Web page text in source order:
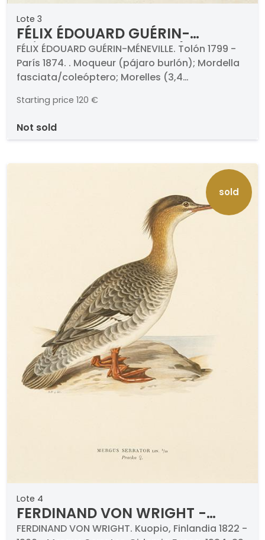
Lote 3
FÉLIX ÉDOUARD GUÉRIN-
MÉNEVILLE - Moqueur (pájaro
burlón); Mordella
fasciata/coleóptero; Morelles
(3,4 dulcamaras) Traquet
champiñón); Trichius
FÉLIX ÉDOUARD GUÉRIN-MÉNEVILLE. Tolón 1799 -
París 1874. . Moqueur (pájaro burlón); Mordella
fasciata/coleóptero; Morelles (3,4
(hongo, champiñón); Trichius (coleópteros).
Firmados y titulados. Medidas 280 x 170 mm
Naturelle", París, 1837-1839.
Starting price 120 €
not sold
sold
Lote 4
FERDINAND VON WRIGHT -
Mergus Serrator Oidemia Fusca
FERDINAND VON WRIGHT. Kuopio, Finlandia 1822 -